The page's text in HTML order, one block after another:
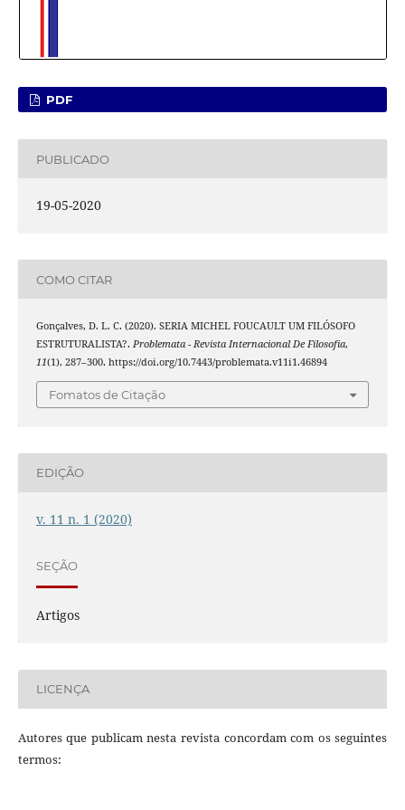
PDF
PUBLICADO
19-05-2020
COMO CITAR
Gonçalves, D. L. C. (2020). SERIA MICHEL FOUCAULT UM FILÓSOFO
ESTRUTURALISTA?. Problemata - Revista Internacional De Filosofia,
11(1), 287–300. https://doi.org/10.7443/problemata.v11i1.46894
Fomatos de Citação
EDIÇÃO
v. 11 n. 1 (2020)
SEÇÃO
Artigos
LICENÇA
Autores que publicam nesta revista concordam com os seguintes
termos: